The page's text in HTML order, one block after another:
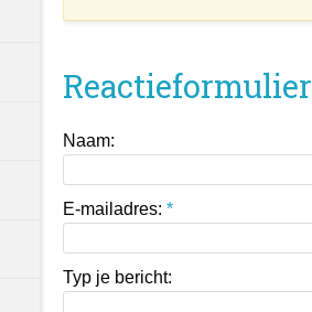
Reactieformulier
Naam:
E-mailadres: *
Typ je bericht: